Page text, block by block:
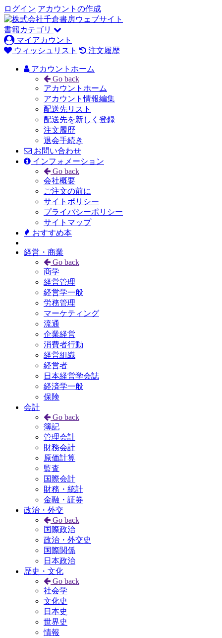
ログイン アカウントの作成
書籍カテゴリ
マイアカウント
ウィッシュリスト
注文履歴
アカウントホーム
Go back
アカウントホーム
アカウント情報編集
配送先リスト
配送先を新しく登録
注文履歴
退会手続き
お問い合わせ
インフォメーション
Go back
会社概要
ご注文の前に
サイトポリシー
プライバシーポリシー
サイトマップ
おすすめ本
経営・商業
Go back
商学
経営管理
経営学一般
労務管理
マーケティング
流通
企業経営
消費者行動
経営組織
経営者
日本経営学会誌
経済学一般
保険
会計
Go back
簿記
管理会計
財務会計
原価計算
監査
国際会計
財務・統計
金融・証券
政治・外交
Go back
国際政治
政治・外交史
国際関係
日本政治
歴史・文化
Go back
社会学
文化史
日本史
世界史
情報